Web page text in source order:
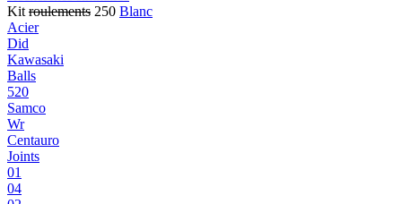
Kit roulements 250 Blanc
Acier
Did
Kawasaki
Balls
520
Samco
Wr
Centauro
Joints
01
04